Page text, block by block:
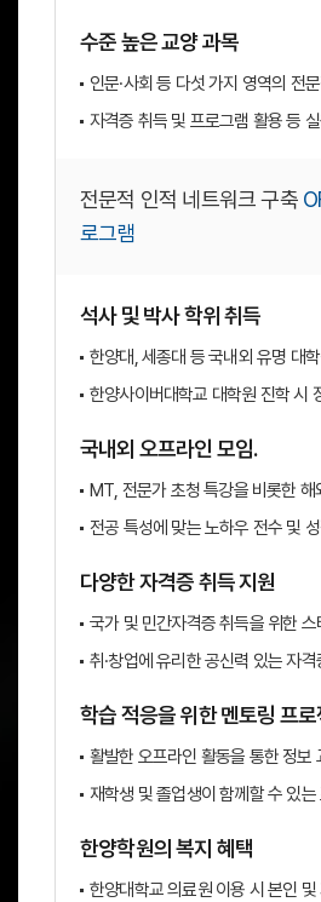
수준 높은 교양 과목
인문·사회 등 다섯 가지 영역의 전
자격증 취득 및 프로그램 활용 등
전문적 인적 네트워크 구축
로그램
석사 및 박사 학위 취득
한양대, 세종대 등 국내외 유명 대
한양사이버대학교 대학원 진학 시
국내외 오프라인 모임.
MT, 전문가 초청 특강을 비롯한 해
전공 특성에 맞는 노하우 전수 및
다양한 자격증 취득 지원
국가 및 민간자격증 취득을 위한 스
취·창업에 유리한 공신력 있는 자
학습 적응을 위한 멘토링 프
활발한 오프라인 활동을 통한 정보
재학생 및 졸업생이 함께할 수 있
한양학원의 복지 혜택
한양대학교 의료원 이용 시 본인